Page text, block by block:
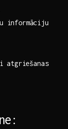
informāciju
atgriešanas